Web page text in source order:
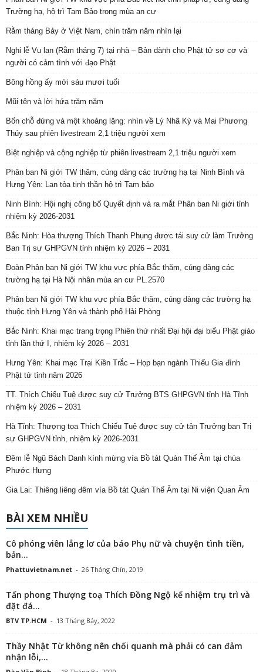
Trường hạ, hộ trì Tam Bảo trong mùa an cư
Rằm tháng Bảy ở Việt Nam, chín trăm năm nhìn lại
Nghi lễ Vu lan (Rằm tháng 7) tại nhà – Bản dành cho Phật tử sơ cơ và
người có cảm tình với đạo Phật
Bông hồng ấy mới sáu mươi tuổi
Mũi tên và lời hứa trăm năm
Bốn chỗ đứng và một khoảng lặng: nhìn về Lý Nhã Kỳ và Mai Phương
Thúy sau phiên livestream 2,1 triệu người xem
Biệt nghiệp và cộng nghiệp từ phiên livestream 2,1 triệu người xem
Phân ban Ni giới TW thăm, cúng dàng các trường hạ tại Ninh Bình và
Hưng Yên: Lan tỏa tinh thần hộ trì Tam bảo
Ninh Bình: Hội nghị công bố Quyết định và ra mắt Phân ban Ni giới tỉnh
nhiệm kỳ 2026-2031
Bắc Ninh: Hòa thượng Thích Thanh Phụng được tái suy cử làm Trưởng
Ban Trị sự GHPGVN tỉnh nhiệm kỳ 2026 – 2031
Đoàn Phân ban Ni giới TW khu vực phía Bắc thăm, cúng dàng các
trường hạ tại Hà Nội nhân mùa an cư PL.2570
Phân ban Ni giới TW khu vực phía Bắc thăm, cúng dàng các trường hạ
thuộc tỉnh Hưng Yên và thành phố Hải Phòng
Bắc Ninh: Khai mạc trang trọng Phiên thứ nhất Đại hội đại biểu Phật giáo
tỉnh lần thứ I, nhiệm kỳ 2026 – 2031
Hưng Yên: Khai mạc Trại Kiền Trắc – Họp bạn ngành Thiếu Gia đình
Phật tử tỉnh năm 2026
TT. Thích Chiếu Tuệ được suy cử Trưởng BTS GHPGVN tỉnh Hà Tĩnh
nhiệm kỳ 2026 – 2031
Hà Tĩnh: Thượng tọa Thích Chiếu Tuệ được suy cử tân Trưởng ban Trị
sự GHPGVN tỉnh, nhiệm kỳ 2026-2031
Đêm lễ Ngũ Bách Danh kính mừng vía Bồ tát Quán Thế Âm tại chùa
Phước Hưng
Gia Lai: Thiêng liêng đêm vía Bồ tát Quán Thế Âm tại Ni viện Quan Âm
BÀI XEM NHIỀU
Cô phóng viên lẳng lơ của báo Phụ nữ và chuyện tình tiền,
bản...
Phattuvietnam.net - 26 Tháng Chín, 2019
Tấn phong Thượng toạ Thích Đồng Ngộ kế nhiệm trụ trì và
đặt đá...
BTV TP.HCM - 13 Tháng Bảy, 2022
Thầy Nhật Từ không nên chối quanh mà phải có can đảm
nhận lỗi,...